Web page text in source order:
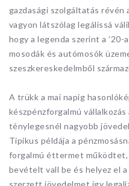
gazdasági szolgáltatás révén
vagyon látszólag legálissá
hogy a legenda szerint a
mosodák és autómosók
szeszkereskedelmből
A trükk a mai napig
készpénzforgalmú
ténylegesnél nagyobb
Tipikus példája a
forgalmú éttermet
bevételt vall be és helyez el a
szerzett jövedelmet így